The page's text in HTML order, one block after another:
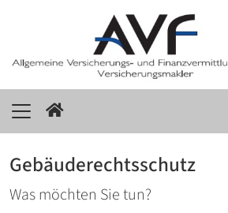
Gebäuderechtsschutz
Was möchten Sie tun?